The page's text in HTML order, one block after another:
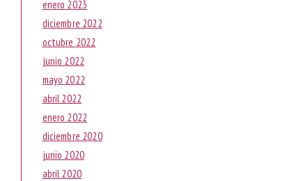
enero 2023
diciembre 2022
octubre 2022
junio 2022
mayo 2022
abril 2022
enero 2022
diciembre 2020
junio 2020
abril 2020